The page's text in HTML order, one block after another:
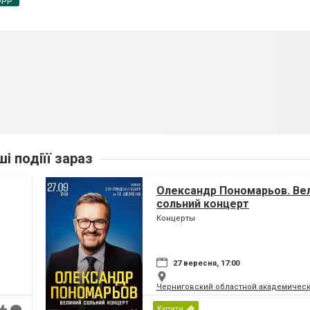
подіїї зараз
Олександр Пономарьов.
сольний концерт
Концерты
27 вересня, 17:00
Черниговский областной